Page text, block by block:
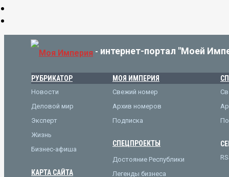
- интернет-портал "Моей
РУБРИКАТОР
Новости
Деловой мир
Эксперт
Жизнь
Бизнес-афиша
КАРТА САЙТА
МОЯ ИМПЕРИЯ
Свежий номер
Архив номеров
Подписка
СПЕЦПРОЕКТЫ
Достояние Республики
Легенды бизнеса